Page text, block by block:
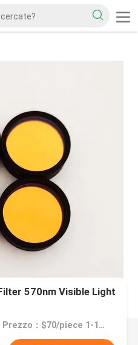
570nm Visible Light
Prezzo：$70/piece 1-10pieces; $65/piece 11-50pieces; $60/piece >=51pieces